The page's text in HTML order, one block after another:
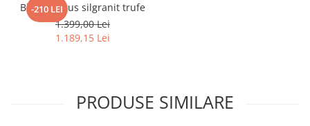
-210 LEI
Blanco Linus silgranit trufe
1.399,00 Lei
1.189,15 Lei
PRODUSE SIMILARE